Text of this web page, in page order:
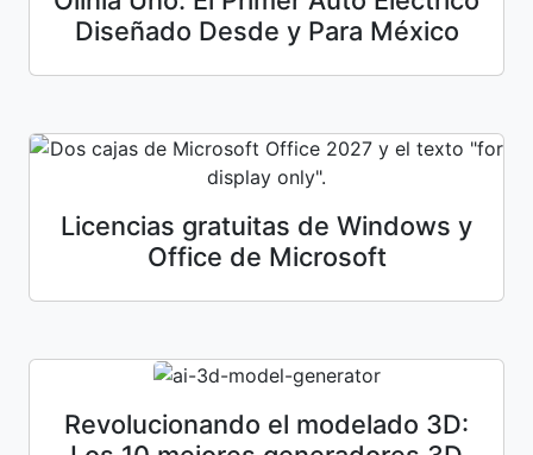
Diseñado Desde y Para México
Licencias gratuitas de Windows y
Office de Microsoft
Revolucionando el modelado 3D: